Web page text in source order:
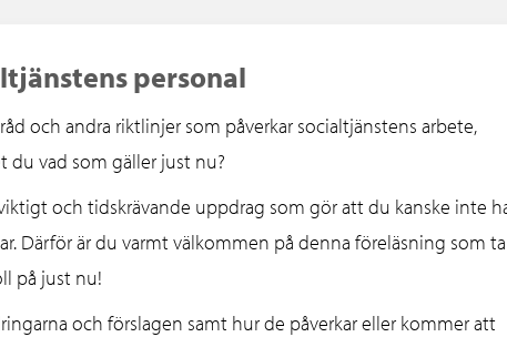
personal
och andra riktlinjer som påverkar socialtjänstens arbete,
du vad som gäller just nu?
och tidskrävande uppdrag som gör att du kanske inte
Därför är du varmt välkommen på denna föreläsning som
på just nu!
och förslagen samt hur de påverkar eller kommer att